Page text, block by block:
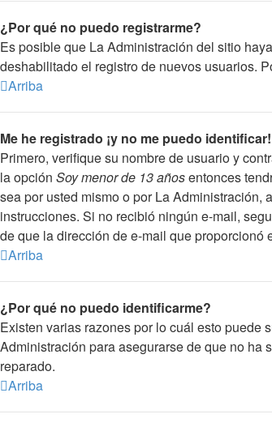
¿Por qué no puedo registrarme?
Es posible que La Administración del sitio
deshabilitado el registro de nuevos usuarios.
Arriba
Me he registrado ¡y no me puedo identificar!
Primero, verifique su nombre de usuario y
la opción Soy menor de 13 añosentonces
sea por usted mismo o por La
instrucciones. Si no recibió ningún e-mail,
de que la dirección de e-mail que proporcionó
Arriba
¿Por qué no puedo identificarme?
Existen varias razones por lo cuál esto puede
Administración para asegurarse de que no ha
reparado.
Arriba